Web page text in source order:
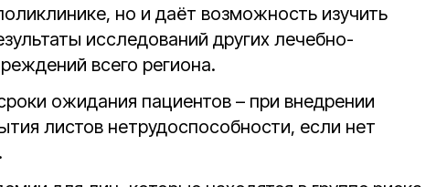
но и даёт возможность изучить
исследований других лечебно-
всего региона.
ожидания пациентов – при внедрении
листов нетрудоспособности, если нет